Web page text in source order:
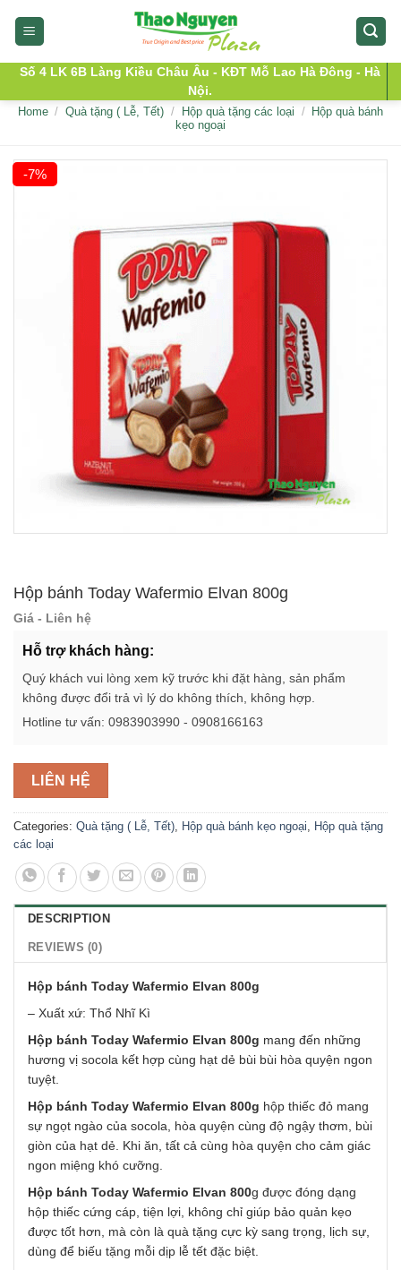
Số 4 LK 6B Làng Kiều Châu Âu - KĐT Mỗ Lao Hà Đông - Hà
Nội.
Home / Quà tặng ( Lễ, Tết) / Hộp quà tặng các loại /
Hộp quà bánh
kẹo ngoại
-7%
Hộp bánh Today Wafermio Elvan 800g
Giá - Liên hệ
Hỗ trợ khách hàng:
Quý khách vui lòng xem kỹ trước khi đặt hàng, sản phẩm
không được đổi trả vì lý do không thích, không hợp.
Hotline tư vấn: 0983903990 - 0908166163
LIÊN HỆ
Categories: Quà tặng ( Lễ, Tết) Hộp quà bánh kẹo ngoại
Hộp quà tặng
các loại
DESCRIPTION
REVIEWS (0)
Hộp bánh Today Wafermio Elvan 800g
– Xuất xứ: Thổ Nhĩ Kì
Hộp bánh Today Wafermio Elvan 800g mang đến những
hương vị socola kết hợp cùng hạt dẻ bùi bùi hòa quyện ngon
tuyệt.
Hộp bánh Today Wafermio Elvan 800g hộp thiếc đỏ mang
sự ngọt ngào của socola, hòa quyện cùng độ ngậy thơm, bùi
giòn của hạt dẻ. Khi ăn, tất cả cùng hòa quyện cho cảm giác
ngon miệng khó cưỡng.
Hộp bánh Today Wafermio Elvan 800g được đóng dạng
hộp thiếc cứng cáp, tiện lợi, không chỉ giúp bảo quản kẹo
được tốt hơn, mà còn là quà tặng cực kỳ sang trọng, lịch sự,
dùng để biếu tặng mỗi dịp lễ tết đặc biệt.